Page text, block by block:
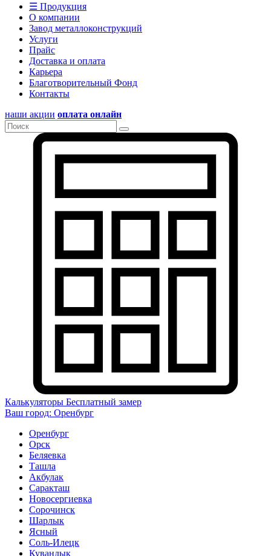
☰ Продукция
О компании
Завод металлоконструкций
Услуги
Прайс
Доставка и оплата
Карьера
Благотворительный Фонд
Контакты
наши акции оплата онлайн
Калькуляторы Бесплатный замер
Ваш город: Оренбург
Оренбург
Орск
Беляевка
Ташла
Акбулак
Саракташ
Новосергиевка
Сорочинск
Шарлык
Ясный
Соль-Илецк
Кувандык